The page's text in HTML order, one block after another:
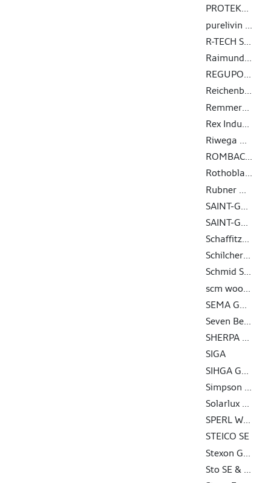
PROTEKTORWERK Florenz Maisch GmbH & Co.KG
purelivin GmbH
R-TECH Stahlbauges.m.b.H.
Raimund Beck KG, Wire-Staples-Company
REGUPOL BSW GmbH
Reichenbacher Hamuel GmbH
Remmers GmbH
Rex Industrie-Produkte Graf von Rex GmbH
Riwega GmbH
ROMBACH BAUHOLZ + ABBUND GMBH
Rothoblaas
Rubner Holding
SAINT-GOBAIN ISOVER G+H AG
SAINT-GOBAIN RIGIPS GMBH
Schaffitzel Holzindustrie GmbH + Co. KG
Schilcher Trading & Engineering GmbH
Schmid Schrauben Hainfeld GmbH
scm woodworking technology
SEMA GmbH
Seven Bel GmbH
SHERPA Connection Systems GmbH
SIGA
SIHGA GmbH
Simpson Strong-Tie GmbH
Solarlux GmbH
SPERL Werkzeugtechnik GmbH & Co. KG
STEICO SE
Stexon GmbH
Sto SE & Co. KGaA